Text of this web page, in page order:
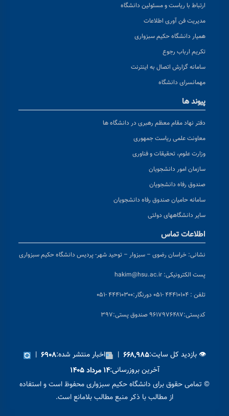
ارتباط با ریاست و مسئولین دانشگاه
مدیریت فن آوری اطلاعات
همیار دانشگاه حکیم سبزواری
تکریم ارباب رجوع
سامانه گزارش اتصال به اینترنت
مهمانسرای دانشگاه
پیوند ها
دفتر نهاد مقام معظم رهبری در دانشگاه ها
معاونت علمی ریاست جمهوری
وزارت علوم، تحقیقات و فناوری
سازمان امور دانشجویان
صندوق رفاه دانشجویان
سامانه حامیان صندوق رفاه دانشجویان
سایر دانشگاههای دولتی
اطلاعات تماس
نشانی: خراسان رضوی – سبزوار – توحید شهر- پردیس دانشگاه حکیم سبزواری
پست الکترونیکی: hakim@hsu.ac.ir
تلفن : ۴۴۴۱۰۱۰۴ -۰۵۱ دورنگار:۴۴۴۱۰۳۰۰ -۰۵۱
کدپستی:۹۶۱۷۹۷۶۴۸۷ صندوق پستی:۳۹۷
👁 بازدید کل سایت:۶۶۸,۹۸۵ | اخبار منتشر شده:۶۹۰۸ |
آخرین بروزرسانی:۱۴ مرداد ۱۴۰۵
© تمامی حقوق برای دانشگاه حکیم سبزواری محفوظ است و استفاده
از مطالب با ذکر منبع مطالب بلامانع است.